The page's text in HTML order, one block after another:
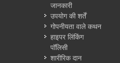
जानकारी
उपयोग की शर्तें
गोपनीयता वाले कथन
हाइपर लिंकिंग
पॉलिसी
शारीरिक दान